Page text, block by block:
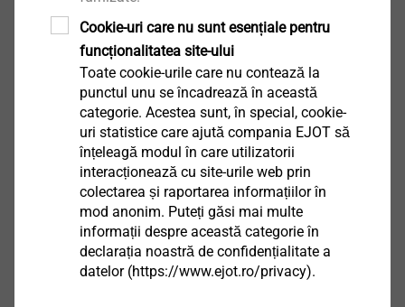
la nevoile utilizatorilor.
Dacă sunteți de acord cu analiza web de către
Matomo, următoarele date sunt stocate atunci când
sunt accesate pagini individuale ale site-ului nostru:
(1) 2 Bytes ai adresei IP al sistemului de acces al
utilizatorului
(2) site-ul web accesat
(3) site-ul de pe care utilizatorul a ajuns pe site-ul
accesat aici (referitor)
(4) celelalte pagini web vizitate de pe site-ul principal
Cookie-uri care nu sunt esențiale pentru
funcționalitatea site-ului
Toate cookie-urile care nu contează la
punctul unu se încadrează în această
categorie. Acestea sunt, în special, cookie-
uri statistice care ajută compania EJOT să
înțeleagă modul în care utilizatorii
interacționează cu site-urile web prin
colectarea și raportarea informațiilor în
mod anonim. Puteți găsi mai multe
informații despre această categorie în
declarația noastră de confidențialitate a
datelor (https://www.ejot.ro/privacy).